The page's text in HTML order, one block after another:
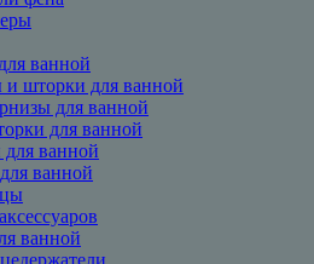
ванной
и шторки для ванной
для ванной
для ванной
ванной
ванной
ванной